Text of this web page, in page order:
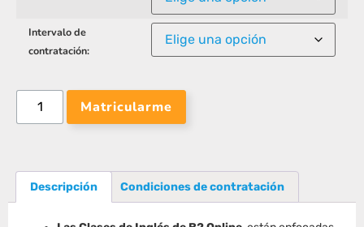
Intervalo de
contratación:
Matricularme
Descripción Condiciones de contratación